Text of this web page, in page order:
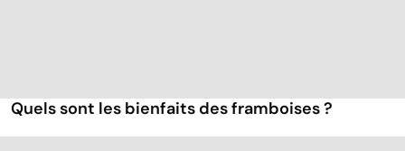
Quels sont les bienfaits des framboises ?